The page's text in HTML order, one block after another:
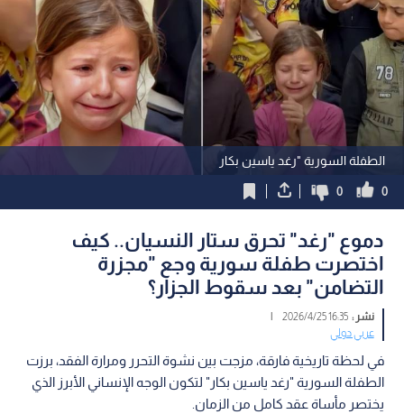
الطفلة السورية "رغد ياسين بكار
0
0
دموع "رغد" تحرق ستار النسيان.. كيف
اختصرت طفلة سورية وجع "مجزرة
التضامن" بعد سقوط الجزار؟
نشر :16:35 2026/4/25
عربي دولي
في لحظة تاريخية فارقة، مزجت بين نشوة التحرر ومرارة الفقد، برزت
الطفلة السورية "رغد ياسين بكار" لتكون الوجه الإنساني الأبرز الذي
يختصر مأساة عقد كامل من الزمان.